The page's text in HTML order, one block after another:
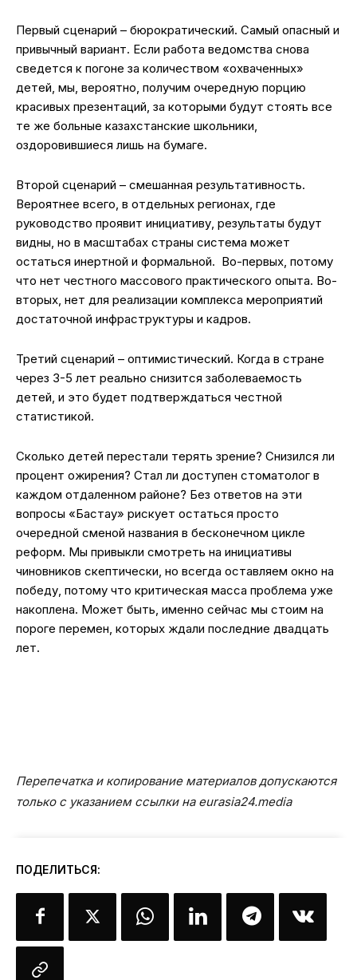
Первый сценарий – бюрократический. Самый опасный и
привычный вариант. Если работа ведомства снова
сведется к погоне за количеством «охваченных»
детей, мы, вероятно, получим очередную порцию
красивых презентаций, за которыми будут стоять все
те же больные казахстанские школьники,
оздоровившиеся лишь на бумаге.
Второй сценарий – смешанная результативность.
Вероятнее всего, в отдельных регионах, где
руководство проявит инициативу, результаты будут
видны, но в масштабах страны система может
остаться инертной и формальной. Во-первых, потому
что нет честного массового практического опыта. Во-
вторых, нет для реализации комплекса мероприятий
достаточной инфраструктуры и кадров.
Третий сценарий – оптимистический. Когда в стране
через 3-5 лет реально снизится заболеваемость
детей, и это будет подтверждаться честной
статистикой.
Сколько детей перестали терять зрение? Снизился ли
процент ожирения? Стал ли доступен стоматолог в
каждом отдаленном районе? Без ответов на эти
вопросы «Бастау» рискует остаться просто
очередной сменой названия в бесконечном цикле
реформ. Мы привыкли смотреть на инициативы
чиновников скептически, но всегда оставляем окно на
победу, потому что критическая масса проблема уже
накоплена. Может быть, именно сейчас мы стоим на
пороге перемен, которых ждали последние двадцать
лет.
Перепечатка и копирование материалов допускаются
только с указанием ссылки на eurasia24.media
ПОДЕЛИТЬСЯ: